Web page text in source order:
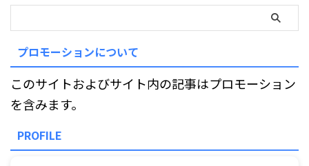
プロモーションについて
このサイトおよびサイト内の記事はプロモーション
を含みます。
PROFILE